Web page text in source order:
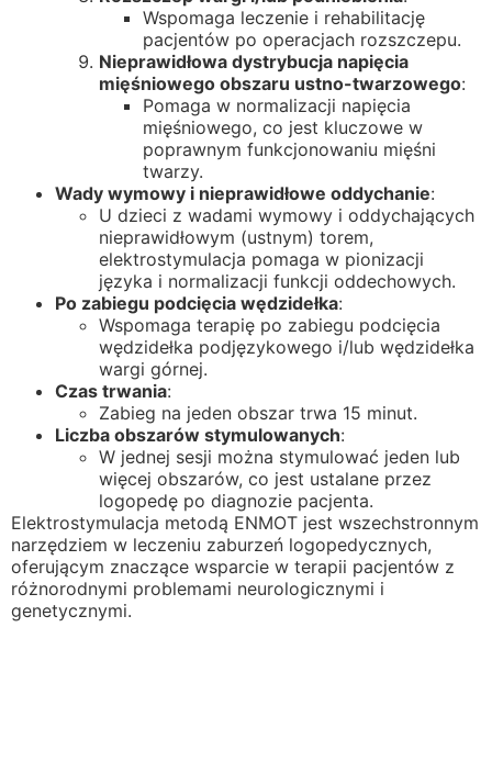
Wspomaga leczenie i rehabilitację
pacjentów po operacjach rozszczepu.
Nieprawidłowa dystrybucja napięcia
mięśniowego obszaru ustno-twarzowego:
Pomaga w normalizacji napięcia
mięśniowego, co jest kluczowe w
poprawnym funkcjonowaniu mięśni
twarzy.
Wady wymowy i nieprawidłowe oddychanie:
U dzieci z wadami wymowy i oddychających
nieprawidłowym (ustnym) torem,
elektrostymulacja pomaga w pionizacji
języka i normalizacji funkcji oddechowych.
Po zabiegu podcięcia wędzidełka:
Wspomaga terapię po zabiegu podcięcia
wędzidełka podjęzykowego i/lub wędzidełka
wargi górnej.
Czas trwania:
Zabieg na jeden obszar trwa 15 minut.
Liczba obszarów stymulowanych:
W jednej sesji można stymulować jeden lub
więcej obszarów, co jest ustalane przez
logopedę po diagnozie pacjenta.
Elektrostymulacja metodą ENMOT jest wszechstronnym
narzędziem w leczeniu zaburzeń logopedycznych,
oferującym znaczące wsparcie w terapii pacjentów z
różnorodnymi problemami neurologicznymi i
genetycznymi.